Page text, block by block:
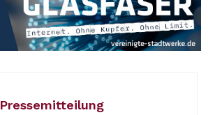
Pressemitteilung